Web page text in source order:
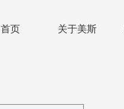
首页 关于美斯